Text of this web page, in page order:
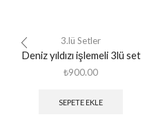
3.lü Setler
Deniz yıldızı işlemeli 3lü set
₺900.00
SEPETE EKLE